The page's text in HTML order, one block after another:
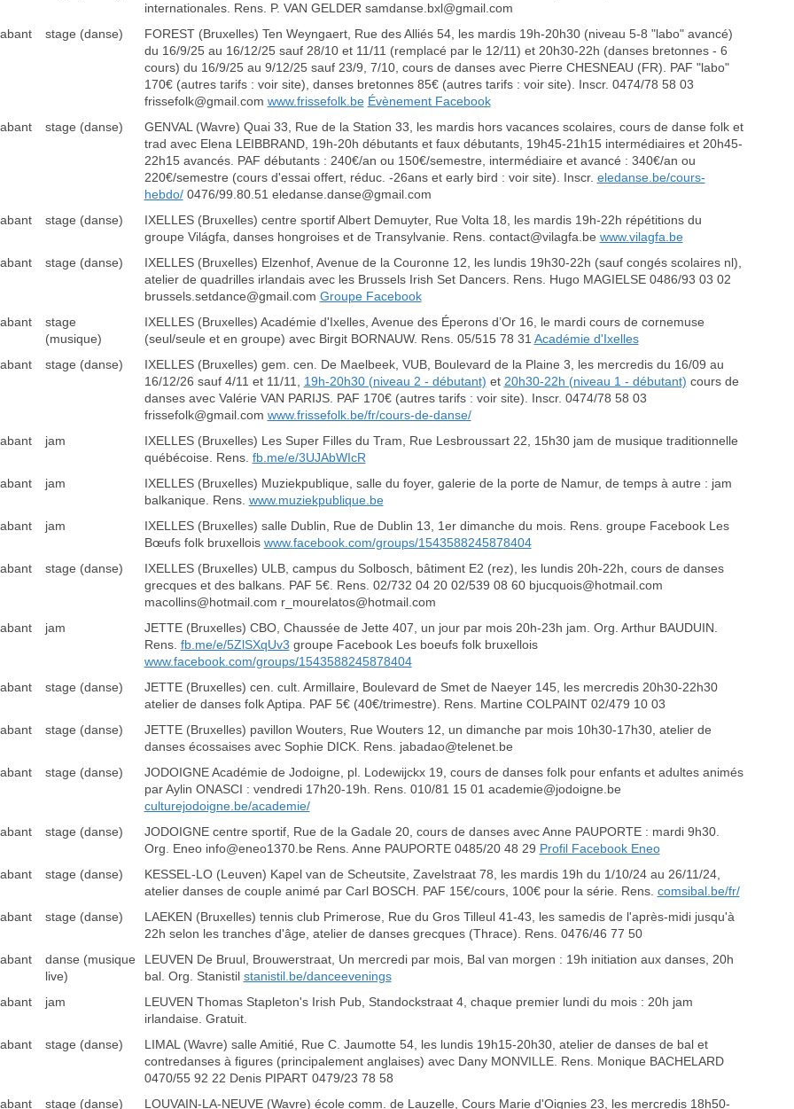
internationales. Rens. P. VAN GELDER samdanse.bxl@gmail.com
stage (danse)
FOREST (Bruxelles) Ten Weyngaert, Rue des Alliés 54, les mardis 19h-20h30 (niveau 5-8 "labo" avancé)
du 16/9/25 au 16/12/25 sauf 28/10 et 11/11 (remplacé par le 12/11) et 20h30-22h (danses bretonnes - 6
cours) du 16/9/25 au 9/12/25 sauf 23/9, 7/10, cours de danses avec Pierre CHESNEAU (FR). PAF "labo"
170€ (autres tarifs : voir site), danses bretonnes 85€ (autres tarifs : voir site). Inscr. 0474/78 58 03
frissefolk@gmail.com www.frissefolk.be Évènement Facebook
stage (danse)
GENVAL (Wavre) Quai 33, Rue de la Station 33, les mardis hors vacances scolaires, cours de danse folk et
trad avec Elena LEIBBRAND, 19h-20h débutants et faux débutants, 19h45-21h15 intermédiaires et 20h45-
22h15 avancés. PAF débutants : 240€/an ou 150€/semestre, intermédiaire et avancé : 340€/an ou
220€/semestre (cours d'essai offert, réduc. -26ans et early bird : voir site). Inscr. eledanse.be/cours-
hebdo/0476/99.80.51 eledanse.danse@gmail.com
stage (danse)
IXELLES (Bruxelles) centre sportif Albert Demuyter, Rue Volta 18, les mardis 19h-22h répétitions du
groupe Világfa, danses hongroises et de Transylvanie. Rens. contact@vilagfa.be www.vilagfa.be
stage (danse)
IXELLES (Bruxelles) Elzenhof, Avenue de la Couronne 12, les lundis 19h30-22h (sauf congés scolaires nl),
atelier de quadrilles irlandais avec les Brussels Irish Set Dancers. Rens. Hugo MAGIELSE 0486/93 03 02
brussels.setdance@gmail.com Groupe Facebook
stage
(musique)
IXELLES (Bruxelles) Académie d'Ixelles, Avenue des Éperons d’Or 16, le mardi cours de cornemuse
(seul/seule et en groupe) avec Birgit BORNAUW. Rens. 05/515 78 31 Académie d'Ixelles
stage (danse)
IXELLES (Bruxelles) gem. cen. De Maelbeek, VUB, Boulevard de la Plaine 3, les mercredis du 16/09 au
16/12/26 sauf 4/11 et 11/11, 19h-20h30 (niveau 2 - débutant) et 20h30-22h (niveau 1 - débutant) cours de
danses avec Valérie VAN PARIJS. PAF 170€ (autres tarifs : voir site). Inscr. 0474/78 58 03
frissefolk@gmail.com www.frissefolk.be/fr/cours-de-danse/
jam
IXELLES (Bruxelles) Les Super Filles du Tram, Rue Lesbroussart 22, 15h30 jam de musique traditionnelle
québécoise. Rens. fb.me/e/3UJAbWIcR
jam
IXELLES (Bruxelles) Muziekpublique, salle du foyer, galerie de la porte de Namur, de temps à autre : jam
balkanique. Rens. www.muziekpublique.be
jam
IXELLES (Bruxelles) salle Dublin, Rue de Dublin 13, 1er dimanche du mois. Rens. groupe Facebook Les
Bœufs folk bruxellois www.facebook.com/groups/1543588245878404
stage (danse)
IXELLES (Bruxelles) ULB, campus du Solbosch, bâtiment E2 (rez), les lundis 20h-22h, cours de danses
grecques et des balkans. PAF 5€. Rens. 02/732 04 20 02/539 08 60 bjucquois@hotmail.com
macollins@hotmail.com r_mourelatos@hotmail.com
jam
JETTE (Bruxelles) CBO, Chaussée de Jette 407, un jour par mois 20h-23h jam. Org. Arthur BAUDUIN.
Rens. fb.me/e/5ZlSXqUv3 groupe Facebook Les boeufs folk bruxellois
www.facebook.com/groups/1543588245878404
stage (danse)
JETTE (Bruxelles) cen. cult. Armillaire, Boulevard de Smet de Naeyer 145, les mercredis 20h30-22h30
atelier de danses folk Aptipa. PAF 5€ (40€/trimestre). Rens. Martine COLPAINT 02/479 10 03
stage (danse)
JETTE (Bruxelles) pavillon Wouters, Rue Wouters 12, un dimanche par mois 10h30-17h30, atelier de
danses écossaises avec Sophie DICK. Rens. jabadao@telenet.be
stage (danse)
JODOIGNE Académie de Jodoigne, pl. Lodewijckx 19, cours de danses folk pour enfants et adultes animés
par Aylin ONASCI : vendredi 17h20-19h. Rens. 010/81 15 01 academie@jodoigne.be
culturejodoigne.be/academie/
stage (danse)
JODOIGNE centre sportif, Rue de la Gadale 20, cours de danses avec Anne PAUPORTE : mardi 9h30.
Org. Eneo info@eneo1370.be Rens. Anne PAUPORTE 0485/20 48 29 Profil Facebook Eneo
stage (danse)
KESSEL-LO (Leuven) Kapel van de Scheutsite, Zavelstraat 78, les mardis 19h du 1/10/24 au 26/11/24,
atelier danses de couple animé par Carl BOSCH. PAF 15€/cours, 100€ pour la série. Rens. comsibal.be/fr/
stage (danse)
LAEKEN (Bruxelles) tennis club Primerose, Rue du Gros Tilleul 41-43, les samedis de l'après-midi jusqu'à
22h selon les tranches d'âge, atelier de danses grecques (Thrace). Rens. 0476/46 77 50
danse (musique
live)
LEUVEN De Bruul, Brouwerstraat, Un mercredi par mois, Bal van morgen : 19h initiation aux danses, 20h
bal. Org. Stanistil stanistil.be/danceevenings
jam
LEUVEN Thomas Stapleton's Irish Pub, Standockstraat 4, chaque premier lundi du mois : 20h jam
irlandaise. Gratuit.
stage (danse)
LIMAL (Wavre) salle Amitié, Rue C. Jaumotte 54, les lundis 19h15-20h30, atelier de danses de bal et
contredanses à figures (principalement anglaises) avec Dany MONVILLE. Rens. Monique BACHELARD
0470/55 92 22 Denis PIPART 0479/23 78 58
stage (danse) LOUVAIN-LA-NEUVE (Wavre) école comm. de Lauzelle, Cours Marie d'Oignies 23, les mercredis 18h50-